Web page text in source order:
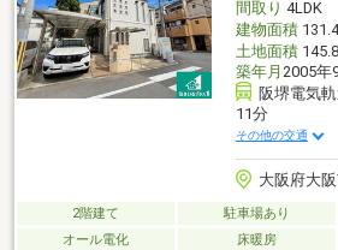
間取り 4LDK
建物面積
土地面積
築年月 2005年
阪堺電気
11分
その他の交通
大阪府大
2階建て 駐車場あり
オール電化
床暖房